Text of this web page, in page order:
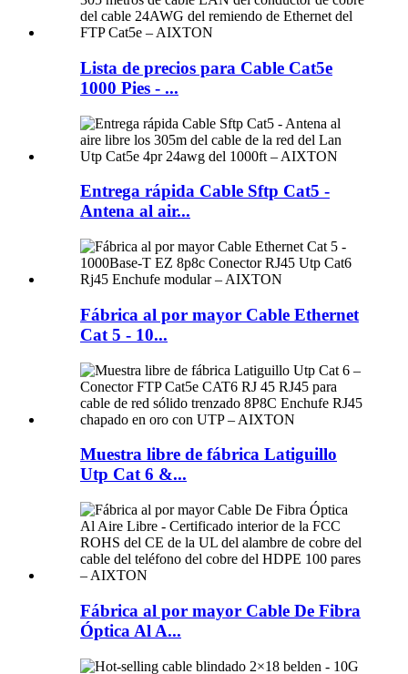
Lista de precios para Cable Cat5e
1000 Pies - ...
Entrega rápida Cable Sftp Cat5 -
Antena al air...
Fábrica al por mayor Cable Ethernet
Cat 5 - 10...
Muestra libre de fábrica Latiguillo
Utp Cat 6 &...
Fábrica al por mayor Cable De Fibra
Óptica Al A...